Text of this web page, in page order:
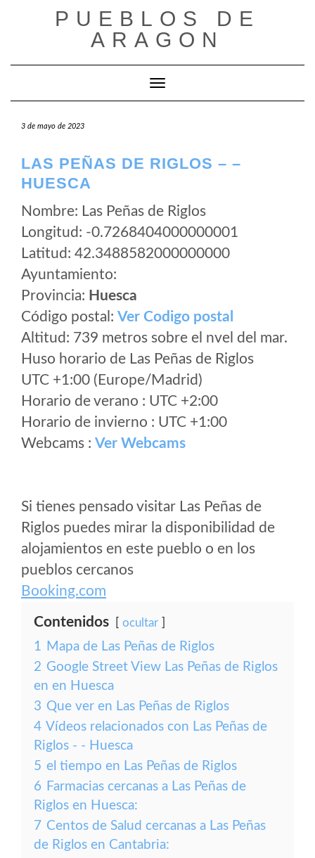
PUEBLOS DE
ARAGON
Cambiar modo de navegación
3 de mayo de 2023
LAS PEÑAS DE RIGLOS – –
HUESCA
Nombre: Las Peñas de Riglos
Longitud: -0.7268404000000001
Latitud: 42.3488582000000000
Ayuntamiento:
Provincia: Huesca
Código postal: Ver Codigo postal
Altitud: 739 metros sobre el nvel del mar.
Huso horario de Las Peñas de Riglos
UTC +1:00 (Europe/Madrid)
Horario de verano : UTC +2:00
Horario de invierno : UTC +1:00
Webcams : Ver Webcams
Si tienes pensado visitar Las Peñas de
Riglos puedes mirar la disponibilidad de
alojamientos en este pueblo o en los
pueblos cercanos
Booking.com
Contenidos ocultar
1 Mapa de Las Peñas de Riglos
2 Google Street View Las Peñas de Riglos
en en Huesca
3 Que ver en Las Peñas de Riglos
4 Vídeos relacionados con Las Peñas de
Riglos - - Huesca
5 el tiempo en Las Peñas de Riglos
6 Farmacias cercanas a Las Peñas de
Riglos en Huesca:
7 Centos de Salud cercanas a Las Peñas
de Riglos en Cantabria: